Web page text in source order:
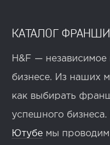
КАТАЛОГ
H&F —
бизнесе. Из наших
как выбирать
успешного бизнеса.
Ютубе мы